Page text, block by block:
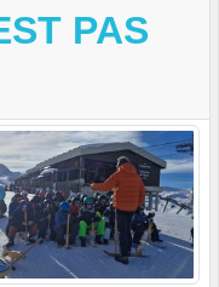
PAS